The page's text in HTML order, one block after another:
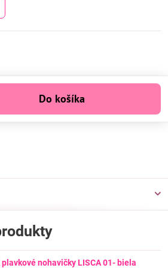
Do košíka
plavkové nohavičky LISCA 01- biela